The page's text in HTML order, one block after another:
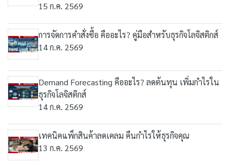
15 ก.ค. 2569
การจัดการคำสั่งซื้อ คืออะไร? คู่มือสำหรับธุรกิจโลจิสติกส์
14 ก.ค. 2569
Demand Forecasting คืออะไร? ลดต้นทุน เพิ่มกำไรใน
ธุรกิจโลจิสติกส์
14 ก.ค. 2569
เทคนิคแพ็กสินค้าลดเคลม คืนกำไรให้ธุรกิจคุณ
13 ก.ค. 2569